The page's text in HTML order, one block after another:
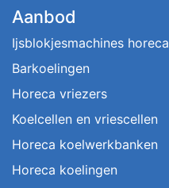
Aanbod
Ijsblokjesmachines horeca
Barkoelingen
Horeca vriezers
Koelcellen en vriescellen
Horeca koelwerkbanken
Horeca koelingen